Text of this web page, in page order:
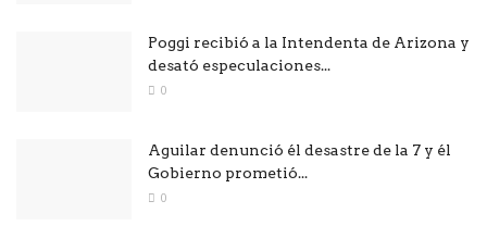
Poggi recibió a la Intendenta de Arizona y
desató especulaciones...
0
Aguilar denunció él desastre de la 7 y él
Gobierno prometió...
0